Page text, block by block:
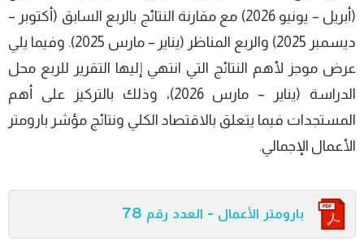
(أبريل – يونيو 2026) مع مقارنة النتائج بالربع السابق (أكتوبر –
ديسمبر 2025) والربع المناظر (يناير – مارس 2025). وفيما يلي
عرض موجز لأهم النتائج التي انتهي إليها التقرير للربع محل
الدراسة (يناير – مارس 2026)، وذلك بالتركيز على أهم
المستجدات فيما يتعلق بالاقتصاد الكلي ونتائج مؤشر بارومتر
الأعمال الإجمالي.
بارومتر الأعمال - العدد رقم 78